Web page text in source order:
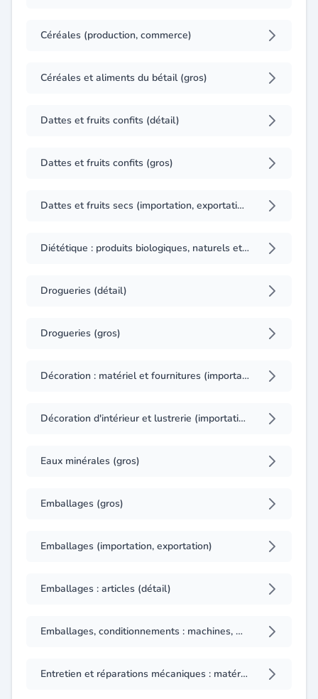
Céréales (production, commerce)
Céréales et aliments du bétail (gros)
Dattes et fruits confits (détail)
Dattes et fruits confits (gros)
Dattes et fruits secs (importation, exportation)
Diététique : produits biologiques, naturels et de régime (détail)
Drogueries (détail)
Drogueries (gros)
Décoration : matériel et fournitures (importation, exportation)
Décoration d'intérieur et lustrerie (importation, exportation)
Eaux minérales (gros)
Emballages (gros)
Emballages (importation, exportation)
Emballages : articles (détail)
Emballages, conditionnements : machines, matériel (importation, exportation)
Entretien et réparations mécaniques : matériel et pièces (gros)